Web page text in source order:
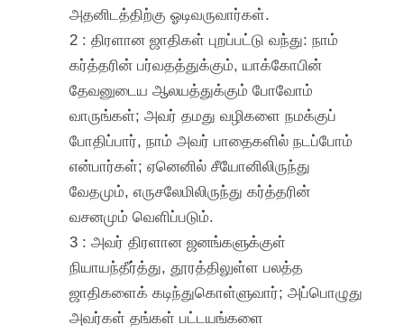
அதனிடத்திற்கு ஓடிவருவார்கள்.
2 : திரளான ஜாதிகள் புறப்பட்டு வந்து: நாம்
கர்த்தரின் பர்வதத்துக்கும், யாக்கோபின்
தேவனுடைய ஆலயத்துக்கும் போவோம்
வாருங்கள்; அவர் தமது வழிகளை நமக்குப்
போதிப்பார், நாம் அவர் பாதைகளில் நடப்போம்
என்பார்கள்; ஏனெனில் சீயோனிலிருந்து
வேதமும், எருசலேமிலிருந்து கர்த்தரின்
வசனமும் வெளிப்படும்.
3 : அவர் திரளான ஜனங்களுக்குள்
நியாயந்தீர்த்து, தூரத்திலுள்ள பலத்த
ஜாதிகளைக் கடிந்துகொள்ளுவார்; அப்பொழுது
அவர்கள் தங்கள் பட்டயங்களை